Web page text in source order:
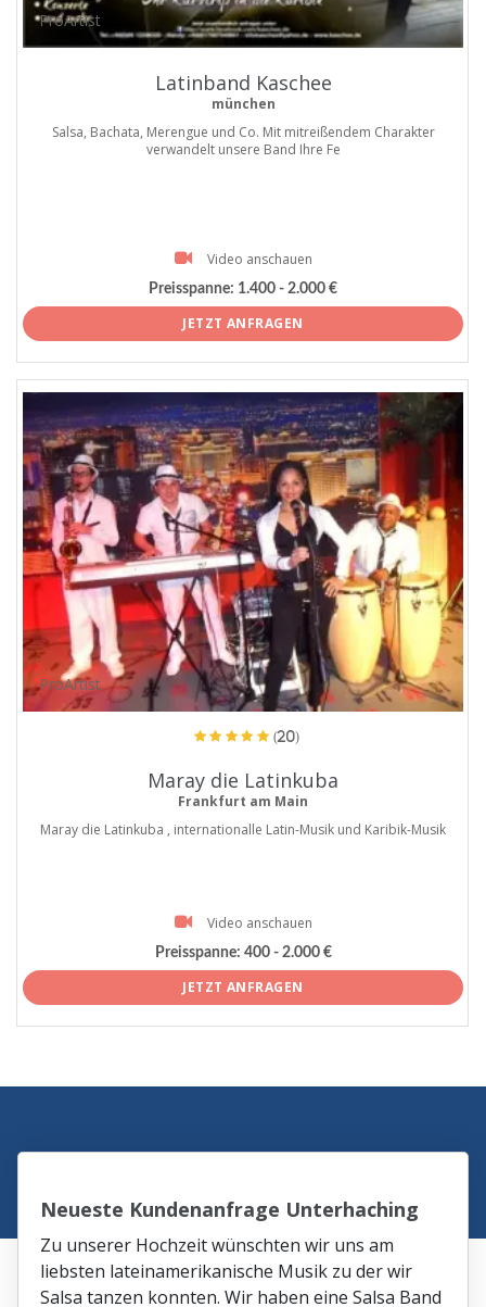
ProArtist
Latinband Kaschee
münchen
Salsa, Bachata, Merengue und Co. Mit mitreißendem Charakter
verwandelt unsere Band Ihre Fe
Video anschauen
Preisspanne: 1.400 - 2.000 €
JETZT ANFRAGEN
ProArtist
(20)
Maray die Latinkuba
Frankfurt am Main
Maray die Latinkuba , internationalle Latin-Musik und Karibik-Musik
Video anschauen
Preisspanne: 400 - 2.000 €
JETZT ANFRAGEN
Neueste Kundenanfrage Unterhaching
Zu unserer Hochzeit wünschten wir uns am
liebsten lateinamerikanische Musik zu der wir
Salsa tanzen konnten. Wir haben eine Salsa Band